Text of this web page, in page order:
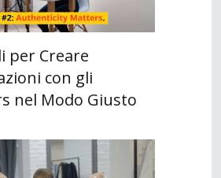
per Creare
con gli
nel Modo Giusto